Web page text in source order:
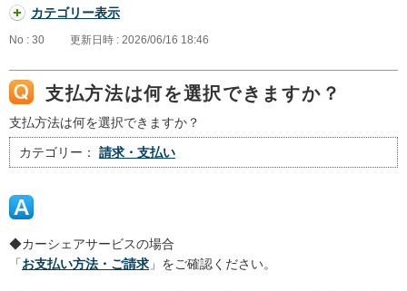
カテゴリー表示
No : 30 更新日時 : 2026/06/16 18:46
支払方法は何を選択できますか？
支払方法は何を選択できますか？
カテゴリー： 請求・支払い
◆カーシェアサービスの場合
「お支払い方法・ご請求 」をご確認ください。